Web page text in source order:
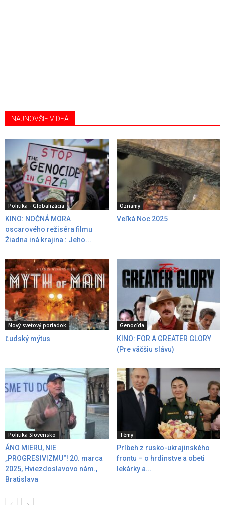
NAJNOVŠIE VIDEÁ
Politika - Globalizácia
KINO: NOČNÁ MORA
oscarového režiséra filmu
Žiadna iná krajina : Jeho...
Oznamy
Veľká Noc 2025
Nový svetový poriadok
Ľudský mýtus
Genocída
KINO: FOR A GREATER GLORY
(Pre väčšiu slávu)
Politika Slovensko
ÁNO MIERU, NIE
„PROGRESIVIZMU“! 20. marca
2025, Hviezdoslavovo nám.,
Bratislava
Témy
Príbeh z rusko-ukrajinského
frontu – o hrdinstve a obeti
lekárky a...